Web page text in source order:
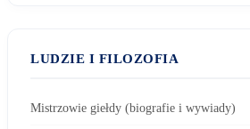
LUDZIE I FILOZOFIA
Mistrzowie giełdy (biografie i wywiady)